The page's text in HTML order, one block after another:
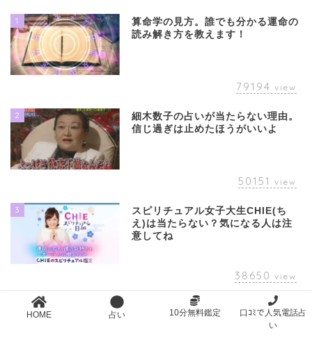
1
算命学の見方。誰でも分かる運命の
読み解き方を教えます！
79194 view
2
細木数子の占いが当たらない理由。
信じ過ぎは止めたほうがいいよ
50151 view
3
スピリチュアル女子大生CHIE(ち
え)は当たらない？気になる人は注
意してね
38650 view
ヘアカラーで運気が決まる？運気ア
ップ＆人気ヘアカラーまとめ
HOME 占い 10分無料鑑定
口ｺﾐで人気電話占
い